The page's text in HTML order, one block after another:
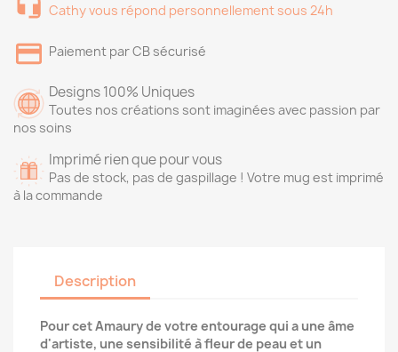
Cathy vous répond personnellement sous 24h
Paiement par CB sécurisé
Designs 100% Uniques
Toutes nos créations sont imaginées avec passion par
nos soins
Imprimé rien que pour vous
Pas de stock, pas de gaspillage ! Votre mug est imprimé
à la commande
Description
Pour cet Amaury de votre entourage qui a une âme
d'artiste, une sensibilité à fleur de peau et un